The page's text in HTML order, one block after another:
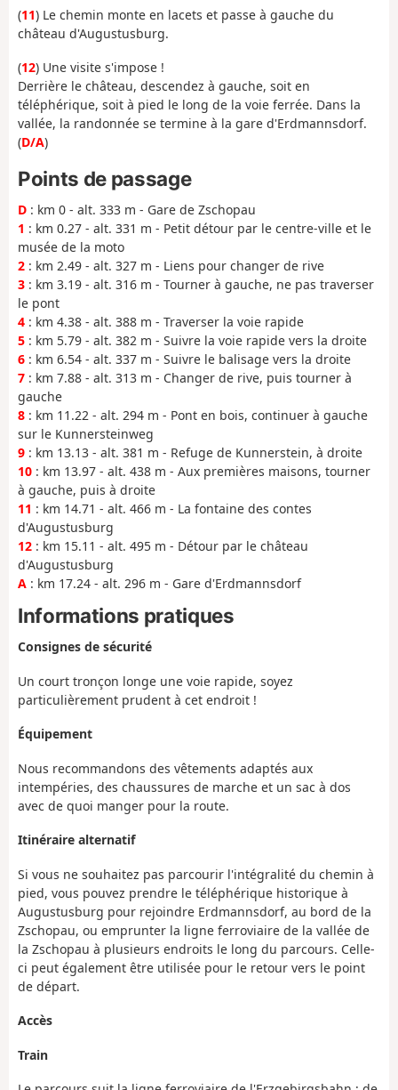
(11) Le chemin monte en lacets et passe à gauche du
château d'Augustusburg.
(12) Une visite s'impose !
Derrière le château, descendez à gauche, soit en
téléphérique, soit à pied le long de la voie ferrée. Dans la
vallée, la randonnée se termine à la gare d'Erdmannsdorf.
(D/A)
Points de passage
D : km 0 - alt. 333 m - Gare de Zschopau
1 : km 0.27 - alt. 331 m - Petit détour par le centre-ville et le
musée de la moto
2 : km 2.49 - alt. 327 m - Liens pour changer de rive
3 : km 3.19 - alt. 316 m - Tourner à gauche, ne pas traverser
le pont
4 : km 4.38 - alt. 388 m - Traverser la voie rapide
5 : km 5.79 - alt. 382 m - Suivre la voie rapide vers la droite
6 : km 6.54 - alt. 337 m - Suivre le balisage vers la droite
7 : km 7.88 - alt. 313 m - Changer de rive, puis tourner à
gauche
8 : km 11.22 - alt. 294 m - Pont en bois, continuer à gauche
sur le Kunnersteinweg
9 : km 13.13 - alt. 381 m - Refuge de Kunnerstein, à droite
10 : km 13.97 - alt. 438 m - Aux premières maisons, tourner
à gauche, puis à droite
11 : km 14.71 - alt. 466 m - La fontaine des contes
d'Augustusburg
12 : km 15.11 - alt. 495 m - Détour par le château
d'Augustusburg
A : km 17.24 - alt. 296 m - Gare d'Erdmannsdorf
Informations pratiques
Consignes de sécurité
Un court tronçon longe une voie rapide, soyez
particulièrement prudent à cet endroit !
Équipement
Nous recommandons des vêtements adaptés aux
intempéries, des chaussures de marche et un sac à dos
avec de quoi manger pour la route.
Itinéraire alternatif
Si vous ne souhaitez pas parcourir l'intégralité du chemin à
pied, vous pouvez prendre le téléphérique historique à
Augustusburg pour rejoindre Erdmannsdorf, au bord de la
Zschopau, ou emprunter la ligne ferroviaire de la vallée de
la Zschopau à plusieurs endroits le long du parcours. Celle-
ci peut également être utilisée pour le retour vers le point
de départ.
Accès
Train